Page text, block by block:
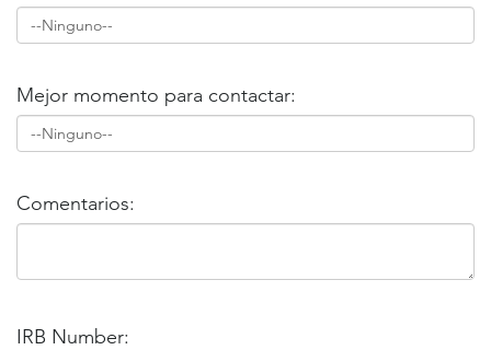
Mejor momento para contactar:
Comentarios:
IRB Number: